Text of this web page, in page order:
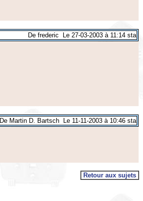
De frederic Le 27-03-2003 à 11:14 sta
De Martin D. Bartsch Le 11-11-2003 à 10:46 sta
Retour aux sujets